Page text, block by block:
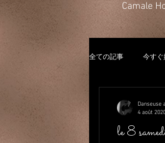
​Camale
全ての記事 今すぐ
le 8
Danseuse
4 août